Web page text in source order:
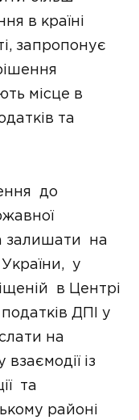
в країні
запропонує
місце в
та
до
залишати на
у
в Центрі
ДПІ у
на
із
та
районі